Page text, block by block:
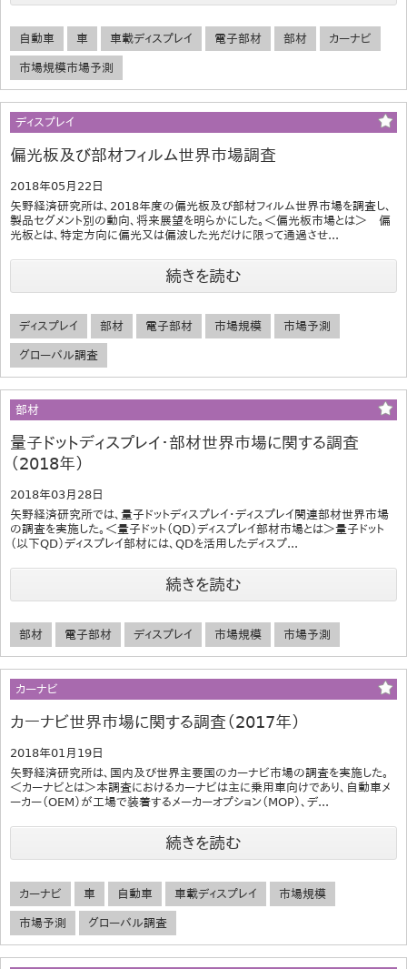
自動車 車 車載ディスプレイ 電子部材 部材 カーナビ
市場規模市場予測
ディスプレイ
偏光板及び部材フィルム世界市場調査
2018年05月22日
矢野経済研究所は、2018年度の偏光板及び部材フィルム世界市場を調査し、
製品セグメント別の動向、将来展望を明らかにした。＜偏光板市場とは＞ 偏
光板とは、特定方向に偏光又は偏波した光だけに限って通過させ...
続きを読む
ディスプレイ 部材 電子部材 市場規模 市場予測
グローバル調査
部材
量子ドットディスプレイ・部材世界市場に関する調査
（2018年）
2018年03月28日
矢野経済研究所では、量子ドットディスプレイ・ディスプレイ関連部材世界市場
の調査を実施した。＜量子ドット（QD）ディスプレイ部材市場とは＞量子ドット
（以下QD）ディスプレイ部材には、QDを活用したディスプ...
続きを読む
部材 電子部材 ディスプレイ 市場規模 市場予測
カーナビ
カーナビ世界市場に関する調査（2017年）
2018年01月19日
矢野経済研究所は、国内及び世界主要国のカーナビ市場の調査を実施した。
＜カーナビとは＞本調査におけるカーナビは主に乗用車向けであり、自動車メ
ーカー（OEM）が工場で装着するメーカーオプション（MOP）、デ...
続きを読む
カーナビ 車 自動車 車載ディスプレイ 市場規模
市場予測 グローバル調査